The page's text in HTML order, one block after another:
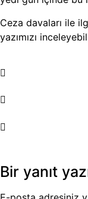
Ceza davaları ile
yazımızı
Bir yanıt